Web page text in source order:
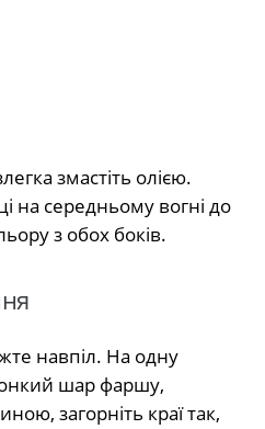
змастіть олією.
на середньому вогні до
з обох боків.
навпіл. На одну
шар фаршу,
загорніть краї так,